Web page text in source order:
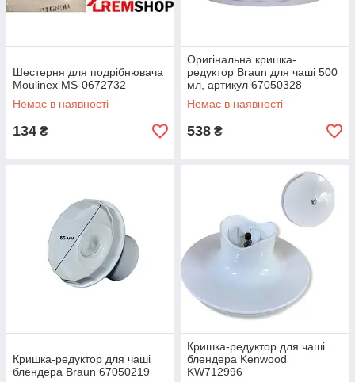
Шестерня для подрібнювача
Moulinex MS-0672732
Немає в наявності
134 ₴
Оригінальна кришка-
редуктор Braun для чаші 500
мл, артикул 67050328
Немає в наявності
538 ₴
Кришка-редуктор для чаші
блендера Braun 67050219
Кришка-редуктор для чаші
блендера Kenwood
KW712996